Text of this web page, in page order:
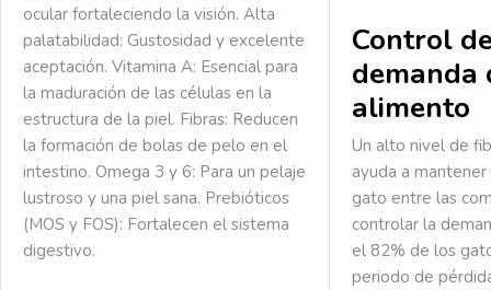
ocular fortaleciendo la visión. Alta
palatabilidad: Gustosidad y excelente
aceptación. Vitamina A: Esencial para
la maduración de las células en la
estructura de la piel. Fibras: Reducen
la formación de bolas de pelo en el
intestino. Omega 3 y 6: Para un pelaje
lustroso y una piel sana. Prebióticos
(MOS y FOS): Fortalecen el sistema
digestivo.
Control
demanda
alimento
Un alto nivel de
ayuda a
gato entre las
controlar la
el 82% de los
periodo de